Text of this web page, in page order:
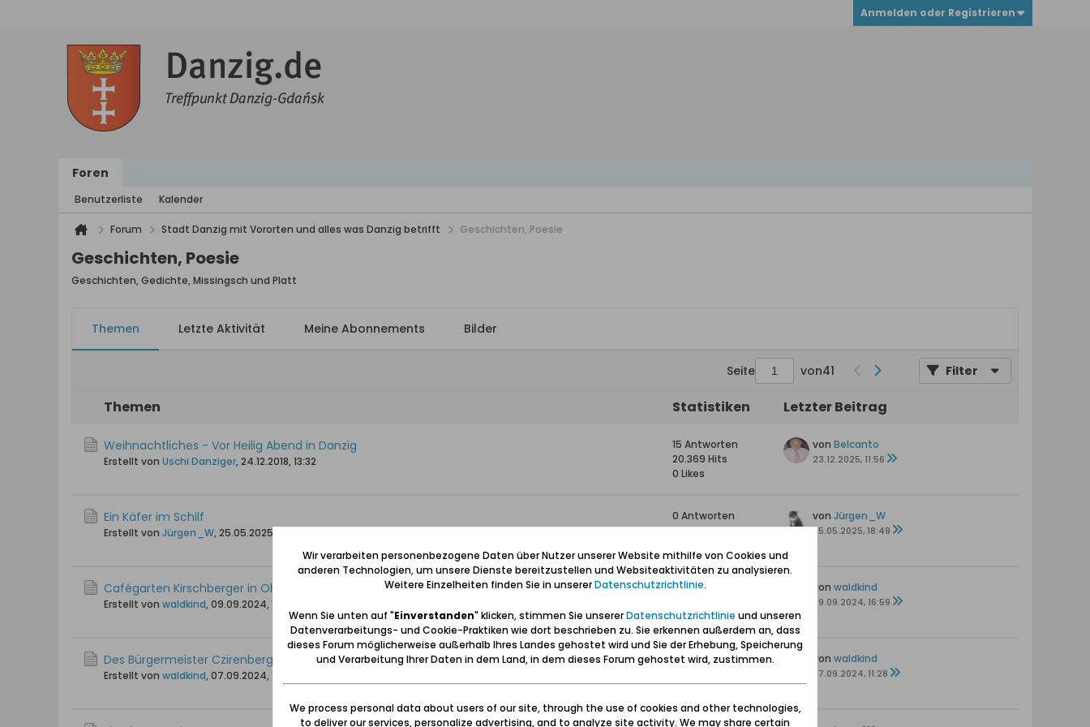
Anmelden oder Registrieren
Foren
Benutzerliste Kalender
Forum Stadt Danzig mit Vororten und alles was Danzig betrifft Geschichten, Poesie
Geschichten, Poesie
Geschichten, Gedichte, Missingsch und Platt
Themen Letzte Aktivität Meine Abonnements Bilder
Seite von41 Filter
Themen Statistiken Letzter Beitrag
Weihnachtliches - Vor Heilig Abend in Danzig
Erstellt von Uschi Danziger, 24.12.2018, 13:32
15 Antworten
20.369 Hits
0 Likes
von Belcanto
23.12.2025, 11:56
Ein Käfer im Schilf
Erstellt von Jürgen_W, 25.05.2025, 18:49
0 Antworten
3.363 Hits
von Jürgen_W
25.05.2025, 18:49
Cafégarten Kirschberger in Ohra
Erstellt von waldkind, 09.09.2024, 16:59
0 Antworten
0 Likes
von waldkind
09.09.2024, 16:59
Des Bürgermeister Czirenbergs Garten
Erstellt von waldkind, 07.09.2024, 11:28
0 Antworten
0 Likes
von waldkind
07.09.2024, 11:28
Wir verarbeiten personenbezogene Daten über Nutzer unserer Website mithilfe von Cookies und
anderen Technologien, um unsere Dienste bereitzustellen und Websiteaktivitäten zu analysieren.
Weitere Einzelheiten finden Sie in unsererDatenschutzrichtlinie.
Wenn Sie unten auf "Einverstanden" klicken, stimmen Sie unsererDatenschutzrichtlinie und unseren
Datenverarbeitungs- und Cookie-Praktiken wie dort beschrieben zu. Sie erkennen außerdem an, dass
dieses Forum möglicherweise außerhalb Ihres Landes gehostet wird und Sie der Erhebung, Speicherung
und Verarbeitung Ihrer Daten in dem Land, in dem dieses Forum gehostet wird, zustimmen.
We process personal data about users of our site, through the use of cookies and other technologies,
to deliver our services, personalize advertising, and to analyze site activity. We may share certain